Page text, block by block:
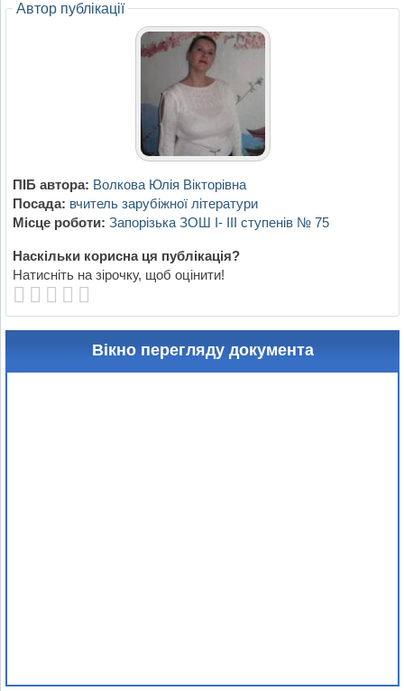
Автор публікації
ПІБ автора: Волкова Юлія Вікторівна
Посада: вчитель зарубіжної літератури
Місце роботи: Запорізька ЗОШ I- III ступенів № 75
Наскільки корисна ця публікація?
Натисніть на зірочку, щоб оцінити!
Вікно перегляду документа